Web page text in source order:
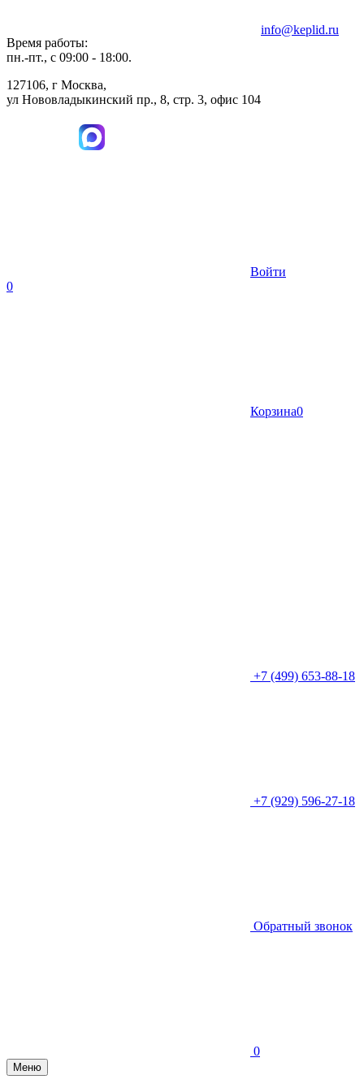
Время работы:
пн.-пт., с 09:00 - 18:00.
127106, г Москва,
ул Нововладыкинский пр., 8, стр. 3, офис 104
info@keplid.ru
Войти
0
Корзина0
+7 (499) 653-88-18
+7 (929) 596-27-18
Обратный звонок
0
Меню